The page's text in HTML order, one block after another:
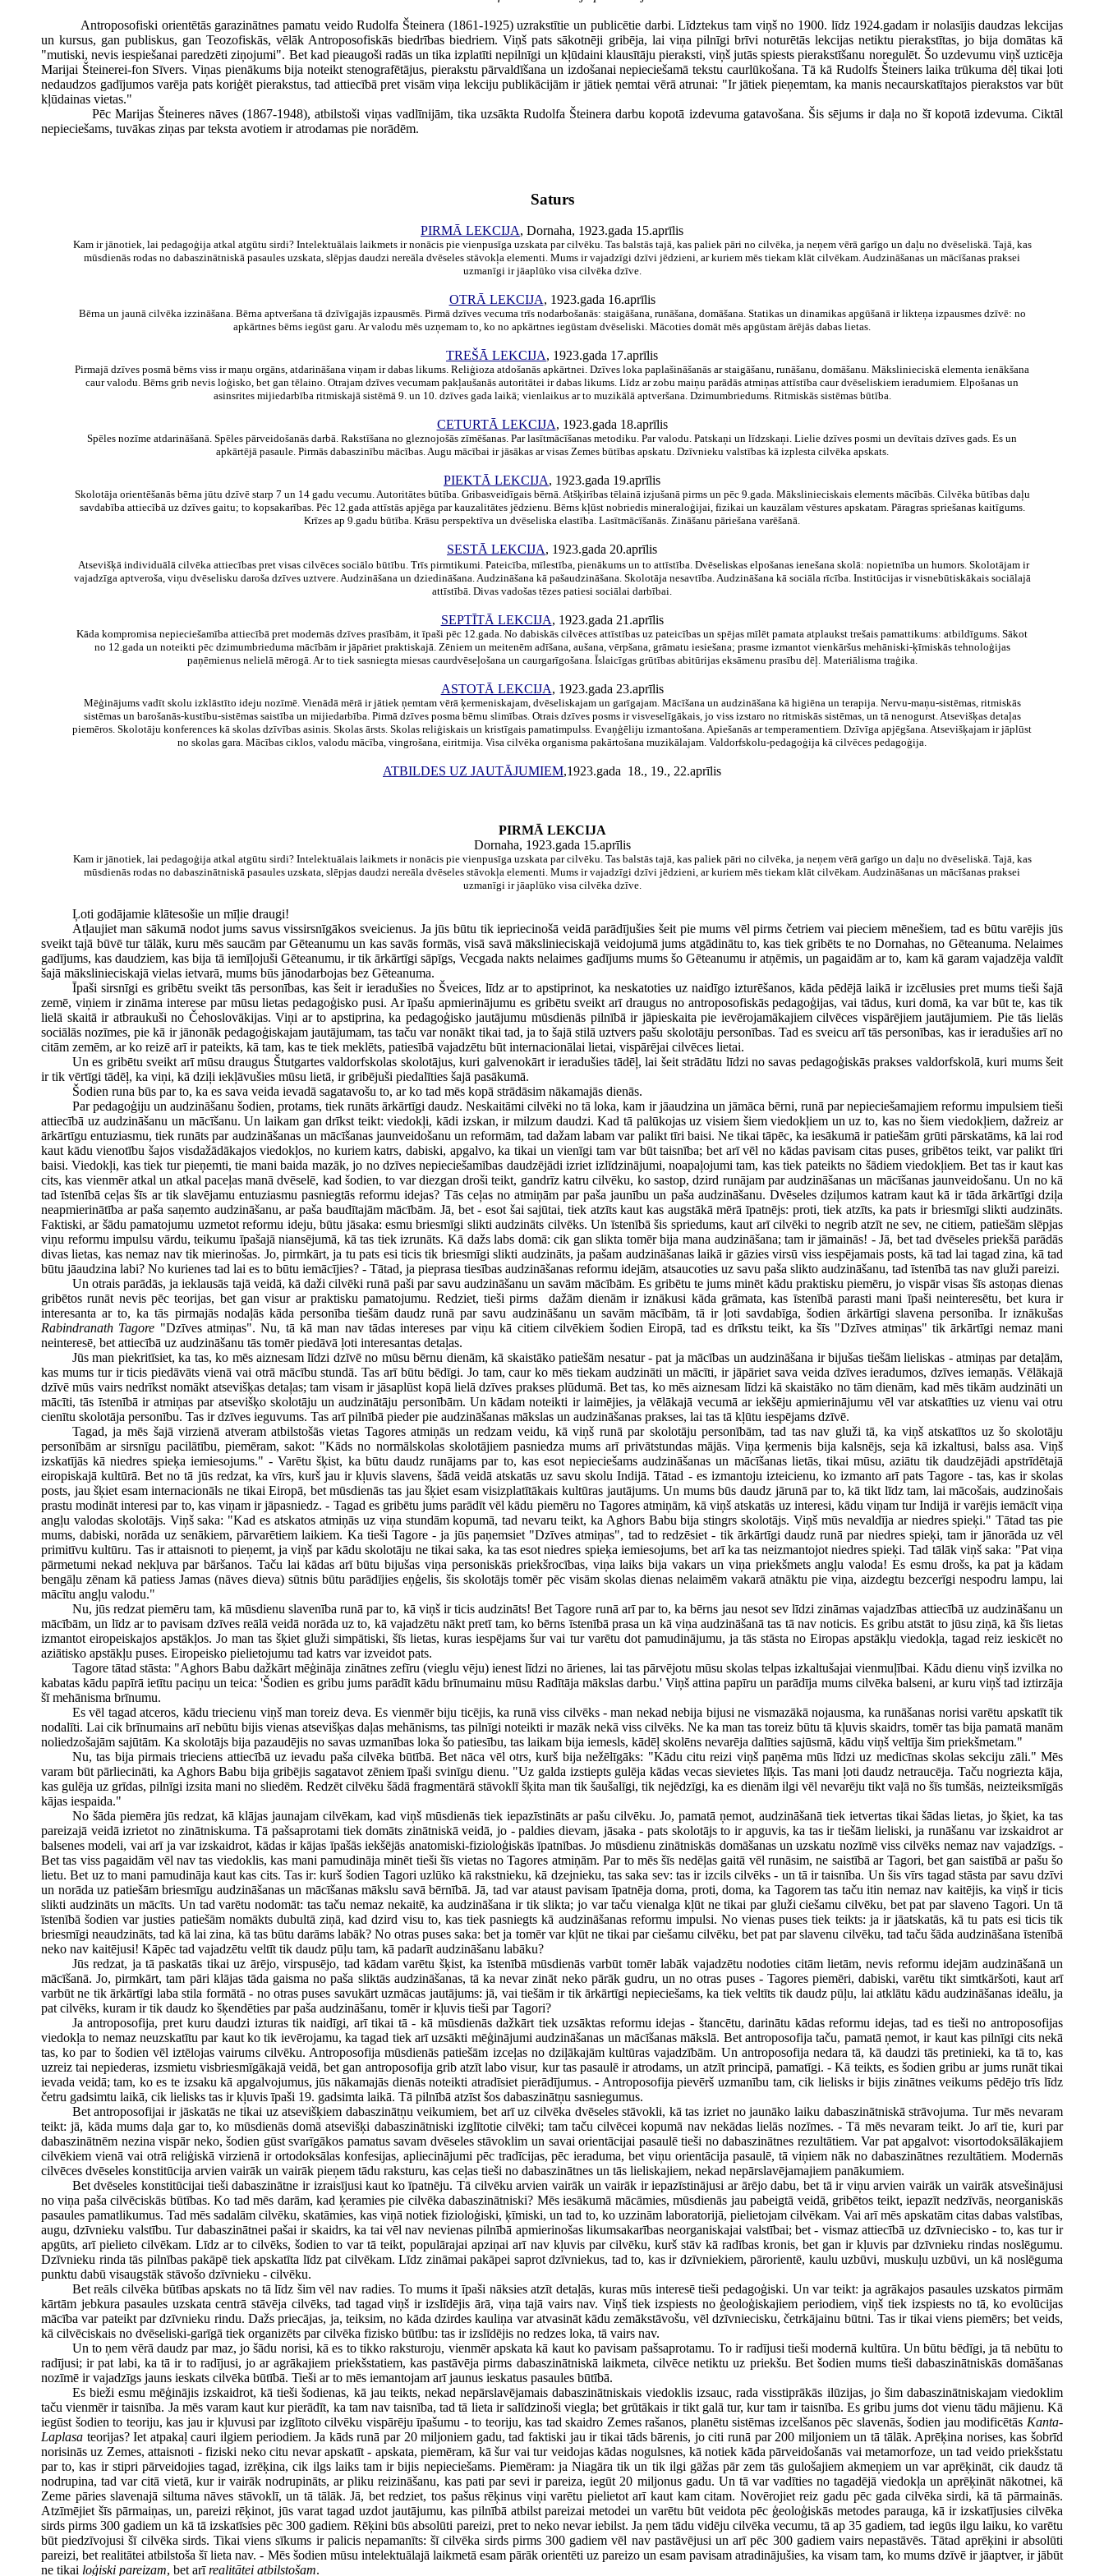
Antroposofiski orientētās garazinātnes pamatu veido Rudolfa Šteinera (1861-1925) uzrakstītie un publicētie darbi. Līdztekus tam viņš no 1900. līdz 1924.gadam ir nolasījis daudzas lekcijas
un kursus, gan publiskus, gan Teozofiskās, vēlāk Antroposofiskās biedrības biedriem. Viņš pats sākotnēji gribēja, lai viņa pilnīgi brīvi noturētās lekcijas netiktu pierakstītas, jo bija domātas kā
"mutiski, nevis iespiešanai paredzēti ziņojumi". Bet kad pieaugoši radās un tika izplatīti nepilnīgi un kļūdaini klausītāju pieraksti, viņš jutās spiests pierakstīšanu noregulēt. Šo uzdevumu viņš uzticēja
Marijai Šteinerei-fon Sīvers. Viņas pienākums bija noteikt stenografētājus, pierakstu pārvaldīšana un izdošanai nepieciešamā tekstu caurlūkošana. Tā kā Rudolfs Šteiners laika trūkuma dēļ tikai ļoti
nedaudzos gadījumos varēja pats koriģēt pierakstus, tad attiecībā pret visām viņa lekciju publikācijām ir jātiek ņemtai vērā atrunai: "Ir jātiek pieņemtam, ka manis necaurskatītajos pierakstos var būt
kļūdainas vietas."
Pēc Marijas Šteineres nāves (1867-1948), atbilstoši viņas vadlīnijām, tika uzsākta Rudolfa Šteinera darbu kopotā izdevuma gatavošana. Šis sējums ir daļa no šī kopotā izdevuma. Ciktāl
nepieciešams, tuvākas ziņas par teksta avotiem ir atrodamas pie norādēm.
Saturs
PIRMĀ LEKCIJA, Dornaha, 1923.gada 15.aprīlis
Kam ir jānotiek, lai pedagoģija atkal atgūtu sirdi? Intelektuālais laikmets ir nonācis pie vienpusīga uzskata par cilvēku. Tas balstās tajā, kas paliek pāri no cilvēka, ja neņem vērā garīgo un daļu no dvēseliskā. Tajā, kas
mūsdienās rodas no dabaszinātniskā pasaules uzskata, slēpjas daudzi nereāla dvēseles stāvokļa elementi. Mums ir vajadzīgi dzīvi jēdzieni, ar kuriem mēs tiekam klāt cilvēkam. Audzināšanas un mācīšanas praksei
uzmanīgi ir jāaplūko visa cilvēka dzīve.
OTRĀ LEKCIJA, 1923.gada 16.aprīlis
Bērna un jaunā cilvēka izzināšana. Bērna aptveršana tā dzīvīgajās izpausmēs. Pirmā dzīves vecuma trīs nodarbošanās: staigāšana, runāšana, domāšana. Statikas un dinamikas apgūšanā ir likteņa izpausmes dzīvē: no
apkārtnes bērns iegūst garu. Ar valodu mēs uzņemam to, ko no apkārtnes iegūstam dvēseliski. Mācoties domāt mēs apgūstam ārējās dabas lietas.
TREŠĀ LEKCIJA, 1923.gada 17.aprīlis
Pirmajā dzīves posmā bērns viss ir maņu orgāns, atdarināšana viņam ir dabas likums. Reliģioza atdošanās apkārtnei. Dzīves loka paplašināšanās ar staigāšanu, runāšanu, domāšanu. Mākslinieciskā elementa ienākšana
caur valodu. Bērns grib nevis loģisko, bet gan tēlaino. Otrajam dzīves vecumam pakļaušanās autoritātei ir dabas likums. Līdz ar zobu maiņu parādās atmiņas attīstība caur dvēseliskiem ieradumiem. Elpošanas un
asinsrites mijiedarbība ritmiskajā sistēmā 9. un 10. dzīves gada laikā; vienlaikus ar to muzikālā aptveršana. Dzimumbriedums. Ritmiskās sistēmas būtība.
CETURTĀ LEKCIJA, 1923.gada 18.aprīlis
Spēles nozīme atdarināšanā. Spēles pārveidošanās darbā. Rakstīšana no gleznojošās zīmēšanas. Par lasītmācīšanas metodiku. Par valodu. Patskaņi un līdzskaņi. Lielie dzīves posmi un devītais dzīves gads. Es un
apkārtējā pasaule. Pirmās dabaszinību mācības. Augu mācībai ir jāsākas ar visas Zemes būtības apskatu. Dzīvnieku valstības kā izplesta cilvēka apskats.
PIEKTĀ LEKCIJA, 1923.gada 19.aprīlis
Skolotāja orientēšanās bērna jūtu dzīvē starp 7 un 14 gadu vecumu. Autoritātes būtība. Gribasveidīgais bērnā. Atšķirības tēlainā izjušanā pirms un pēc 9.gada. Mākslinieciskais elements mācībās. Cilvēka būtības daļu
savdabība attiecībā uz dzīves gaitu; to kopsakarības. Pēc 12.gada attīstās apjēga par kauzalitātes jēdzienu. Bērns kļūst nobriedis mineraloģijai, fizikai un kauzālam vēstures apskatam. Pāragras spriešanas kaitīgums.
Krīzes ap 9.gadu būtība. Krāsu perspektīva un dvēseliska elastība. Lasītmācīšanās. Zināšanu pāriešana varēšanā.
SESTĀ LEKCIJA, 1923.gada 20.aprīlis
Atsevišķā individuālā cilvēka attiecības pret visas cilvēces sociālo būtību. Trīs pirmtikumi. Pateicība, mīlestība, pienākums un to attīstība. Dvēseliskas elpošanas ienešana skolā: nopietnība un humors. Skolotājam ir
vajadzīga aptveroša, viņu dvēselisku daroša dzīves uztvere. Audzināšana un dziedināšana. Audzināšana kā pašaudzināšana. Skolotāja nesavtība. Audzināšana kā sociāla rīcība. Institūcijas ir visnebūtiskākais sociālajā
attīstībā. Divas vadošas tēzes patiesi sociālai darbībai.
SEPTĪTĀ LEKCIJA, 1923.gada 21.aprīlis
Kāda kompromisa nepieciešamība attiecībā pret modernās dzīves prasībām, it īpaši pēc 12.gada. No dabiskās cilvēces attīstības uz pateicības un spējas mīlēt pamata atplaukst trešais pamattikums: atbildīgums. Sākot
no 12.gada un noteikti pēc dzimumbrieduma mācībām ir jāpāriet praktiskajā. Zēniem un meitenēm adīšana, aušana, vērpšana, grāmatu iesiešana; prasme izmantot vienkāršus mehāniski-ķīmiskās tehnoloģijas
paņēmienus nelielā mērogā. Ar to tiek sasniegta miesas caurdvēseļošana un caurgarīgošana. Īslaicīgas grūtības abitūrijas eksāmenu prasību dēļ. Materiālisma traģika.
ASTOTĀ LEKCIJA, 1923.gada 23.aprīlis
Mēģinājums vadīt skolu izklāstīto ideju nozīmē. Vienādā mērā ir jātiek ņemtam vērā ķermeniskajam, dvēseliskajam un garīgajam. Mācīšana un audzināšana kā higiēna un terapija. Nervu-maņu-sistēmas, ritmiskās
sistēmas un barošanās-kustību-sistēmas saistība un mijiedarbība. Pirmā dzīves posma bērnu slimības. Otrais dzīves posms ir visveselīgākais, jo viss izstaro no ritmiskās sistēmas, un tā nenogurst. Atsevišķas detaļas
piemēros. Skolotāju konferences kā skolas dzīvības asinis. Skolas ārsts. Skolas reliģiskais un kristīgais pamatimpulss. Evaņģēliju izmantošana. Apiešanās ar temperamentiem. Dzīvīga apjēgšana. Atsevišķajam ir jāplūst
no skolas gara. Mācības ciklos, valodu mācība, vingrošana, eiritmija. Visa cilvēka organisma pakārtošana muzikālajam. Valdorfskolu-pedagoģija kā cilvēces pedagoģija.
ATBILDES UZ JAUTĀJUMIEM,1923.gada 18., 19., 22.aprīlis
PIRMĀ LEKCIJA
Dornaha, 1923.gada 15.aprīlis
Kam ir jānotiek, lai pedagoģija atkal atgūtu sirdi? Intelektuālais laikmets ir nonācis pie vienpusīga uzskata par cilvēku. Tas balstās tajā, kas paliek pāri no cilvēka, ja neņem vērā garīgo un daļu no dvēseliskā. Tajā, kas
mūsdienās rodas no dabaszinātniskā pasaules uzskata, slēpjas daudzi nereāla dvēseles stāvokļa elementi. Mums ir vajadzīgi dzīvi jēdzieni, ar kuriem mēs tiekam klāt cilvēkam. Audzināšanas un mācīšanas praksei
uzmanīgi ir jāaplūko visa cilvēka dzīve.
Ļoti godājamie klātesošie un mīļie draugi!
Atļaujiet man sākumā nodot jums savus vissirsnīgākos sveicienus. Ja jūs būtu tik iepriecinošā veidā parādījušies šeit pie mums vēl pirms četriem vai pieciem mēnešiem, tad es būtu varējis jūs
sveikt tajā būvē tur tālāk, kuru mēs saucām par Gēteanumu un kas savās formās, visā savā mākslinieciskajā veidojumā jums atgādinātu to, kas tiek gribēts te no Dornahas, no Gēteanuma. Nelaimes
gadījums, kas daudziem, kas bija tā iemīļojuši Gēteanumu, ir tik ārkārtīgi sāpīgs, Vecgada nakts nelaimes gadījums mums šo Gēteanumu ir atņēmis, un pagaidām ar to, kam kā garam vajadzēja valdīt
šajā mākslinieciskajā vielas ietvarā, mums būs jānodarbojas bez Gēteanuma.
Īpaši sirsnīgi es gribētu sveikt tās personības, kas šeit ir ieradušies no Šveices, līdz ar to apstiprinot, ka neskatoties uz naidīgo izturēšanos, kāda pēdējā laikā ir izcēlusies pret mums tieši šajā
zemē, viņiem ir zināma interese par mūsu lietas pedagoģisko pusi. Ar īpašu apmierinājumu es gribētu sveikt arī draugus no antroposofiskās pedagoģijas, vai tādus, kuri domā, ka var būt te, kas tik
lielā skaitā ir atbraukuši no Čehoslovākijas. Viņi ar to apstiprina, ka pedagoģisko jautājumu mūsdienās pilnībā ir jāpieskaita pie ievērojamākajiem cilvēces vispārējiem jautājumiem. Pie tās lielās
sociālās nozīmes, pie kā ir jānonāk pedagoģiskajam jautājumam, tas taču var nonākt tikai tad, ja to šajā stilā uztvers pašu skolotāju personības. Tad es sveicu arī tās personības, kas ir ieradušies arī no
citām zemēm, ar ko reizē arī ir pateikts, kā tam, kas te tiek meklēts, patiesībā vajadzētu būt internacionālai lietai, vispārējai cilvēces lietai.
Un es gribētu sveikt arī mūsu draugus Štutgartes valdorfskolas skolotājus, kuri galvenokārt ir ieradušies tādēļ, lai šeit strādātu līdzi no savas pedagoģiskās prakses valdorfskolā, kuri mums šeit
ir tik vērtīgi tādēļ, ka viņi, kā dziļi iekļāvušies mūsu lietā, ir gribējuši piedalīties šajā pasākumā.
Šodien runa būs par to, ka es sava veida ievadā sagatavošu to, ar ko tad mēs kopā strādāsim nākamajās dienās.
Par pedagoģiju un audzināšanu šodien, protams, tiek runāts ārkārtīgi daudz. Neskaitāmi cilvēki no tā loka, kam ir jāaudzina un jāmāca bērni, runā par nepieciešamajiem reformu impulsiem tieši
attiecībā uz audzināšanu un mācīšanu. Un laikam gan drīkst teikt: viedokļi, kādi izskan, ir milzum daudzi. Kad tā palūkojas uz visiem šiem viedokļiem un uz to, kas no šiem viedokļiem, dažreiz ar
ārkārtīgu entuziasmu, tiek runāts par audzināšanas un mācīšanas jaunveidošanu un reformām, tad dažam labam var palikt tīri baisi. Ne tikai tāpēc, ka iesākumā ir patiešām grūti pārskatāms, kā lai rod
kaut kādu vienotību šajos visdažādākajos viedokļos, no kuriem katrs, dabiski, apgalvo, ka tikai un vienīgi tam var būt taisnība; bet arī vēl no kādas pavisam citas puses, gribētos teikt, var palikt tīri
baisi. Viedokļi, kas tiek tur pieņemti, tie mani baida mazāk, jo no dzīves nepieciešamības daudzējādi izriet izlīdzinājumi, noapaļojumi tam, kas tiek pateikts no šādiem viedokļiem. Bet tas ir kaut kas
cits, kas vienmēr atkal un atkal paceļas manā dvēselē, kad šodien, to var diezgan droši teikt, gandrīz katru cilvēku, ko sastop, dzird runājam par audzināšanas un mācīšanas jaunveidošanu. Un no kā
tad īstenībā ceļas šīs ar tik slavējamu entuziasmu pasniegtās reformu idejas? Tās ceļas no atmiņām par paša jaunību un paša audzināšanu. Dvēseles dziļumos katram kaut kā ir tāda ārkārtīgi dziļa
neapmierinātība ar paša saņemto audzināšanu, ar paša baudītajām mācībām. Jā, bet - esot šai sajūtai, tiek atzīts kaut kas augstākā mērā īpatnējs: proti, tiek atzīts, ka pats ir briesmīgi slikti audzināts.
Faktiski, ar šādu pamatojumu uzmetot reformu ideju, būtu jāsaka: esmu briesmīgi slikti audzināts cilvēks. Un īstenībā šis spriedums, kaut arī cilvēki to negrib atzīt ne sev, ne citiem, patiešām slēpjas
viņu reformu impulsu vārdu, teikumu īpašajā niansējumā, kā tas tiek izrunāts. Kā dažs labs domā: cik gan slikta tomēr bija mana audzināšana; tam ir jāmainās! - Jā, bet tad dvēseles priekšā parādās
divas lietas, kas nemaz nav tik mierinošas. Jo, pirmkārt, ja tu pats esi ticis tik briesmīgi slikti audzināts, ja pašam audzināšanas laikā ir gāzies virsū viss iespējamais posts, kā tad lai tagad zina, kā tad
būtu jāaudzina labi? No kurienes tad lai es to būtu iemācījies? - Tātad, ja pieprasa tiesības audzināšanas reformu idejām, atsaucoties uz savu paša slikto audzināšanu, tad īstenībā tas nav gluži pareizi.
Un otrais parādās, ja ieklausās tajā veidā, kā daži cilvēki runā paši par savu audzināšanu un savām mācībām. Es gribētu te jums minēt kādu praktisku piemēru, jo vispār visas šīs astoņas dienas
gribētos runāt nevis pēc teorijas, bet gan visur ar praktisku pamatojumu. Redziet, tieši pirms dažām dienām ir iznākusi kāda grāmata, kas īstenībā parasti mani īpaši neinteresētu, bet kura ir
interesanta ar to, ka tās pirmajās nodaļās kāda personība tiešām daudz runā par savu audzināšanu un savām mācībām, tā ir ļoti savdabīga, šodien ārkārtīgi slavena personība. Ir iznākušas
Rabindranath Tagore "Dzīves atmiņas". Nu, tā kā man nav tādas intereses par viņu kā citiem cilvēkiem šodien Eiropā, tad es drīkstu teikt, ka šīs "Dzīves atmiņas" tik ārkārtīgi nemaz mani
neinteresē, bet attiecībā uz audzināšanu tās tomēr piedāvā ļoti interesantas detaļas.
Jūs man piekritīsiet, ka tas, ko mēs aiznesam līdzi dzīvē no mūsu bērnu dienām, kā skaistāko patiešām nesatur - pat ja mācības un audzināšana ir bijušas tiešām lieliskas - atmiņas par detaļām,
kas mums tur ir ticis piedāvāts vienā vai otrā mācību stundā. Tas arī būtu bēdīgi. Jo tam, caur ko mēs tiekam audzināti un mācīti, ir jāpāriet sava veida dzīves ieradumos, dzīves iemaņās. Vēlākajā
dzīvē mūs vairs nedrīkst nomākt atsevišķas detaļas; tam visam ir jāsaplūst kopā lielā dzīves prakses plūdumā. Bet tas, ko mēs aiznesam līdzi kā skaistāko no tām dienām, kad mēs tikām audzināti un
mācīti, tās īstenībā ir atmiņas par atsevišķo skolotāju un audzinātāju personībām. Un kādam noteikti ir laimējies, ja vēlākajā vecumā ar iekšēju apmierinājumu vēl var atskatīties uz vienu vai otru
cienītu skolotāja personību. Tas ir dzīves ieguvums. Tas arī pilnībā pieder pie audzināšanas mākslas un audzināšanas prakses, lai tas tā kļūtu iespējams dzīvē.
Tagad, ja mēs šajā virzienā atveram atbilstošās vietas Tagores atmiņās un redzam veidu, kā viņš runā par skolotāju personībām, tad tas nav gluži tā, ka viņš atskatītos uz šo skolotāju
personībām ar sirsnīgu pacilātību, piemēram, sakot: "Kāds no normālskolas skolotājiem pasniedza mums arī privātstundas mājās. Viņa ķermenis bija kalsnējs, seja kā izkaltusi, balss asa. Viņš
izskatījās kā niedres spieķa iemiesojums." - Varētu šķist, ka būtu daudz runājams par to, kas esot nepieciešams audzināšanas un mācīšanas lietās, tikai mūsu, aziātu tik daudzējādi apstrīdētajā
eiropiskajā kultūrā. Bet no tā jūs redzat, ka vīrs, kurš jau ir kļuvis slavens, šādā veidā atskatās uz savu skolu Indijā. Tātad - es izmantoju izteicienu, ko izmanto arī pats Tagore - tas, kas ir skolas
posts, jau šķiet esam internacionāls ne tikai Eiropā, bet mūsdienās tas jau šķiet esam visizplatītākais kultūras jautājums. Un mums būs daudz jārunā par to, kā tikt līdz tam, lai mācošais, audzinošais
prastu modināt interesi par to, kas viņam ir jāpasniedz. - Tagad es gribētu jums parādīt vēl kādu piemēru no Tagores atmiņām, kā viņš atskatās uz interesi, kādu viņam tur Indijā ir varējis iemācīt viņa
angļu valodas skolotājs. Viņš saka: "Kad es atskatos atmiņās uz viņa stundām kopumā, tad nevaru teikt, ka Aghors Babu bija stingrs skolotājs. Viņš mūs nevaldīja ar niedres spieķi." Tātad tas pie
mums, dabiski, norāda uz senākiem, pārvarētiem laikiem. Ka tieši Tagore - ja jūs paņemsiet "Dzīves atmiņas", tad to redzēsiet - tik ārkārtīgi daudz runā par niedres spieķi, tam ir jānorāda uz vēl
primitīvu kultūru. Tas ir attaisnoti to pieņemt, ja viņš par kādu skolotāju ne tikai saka, ka tas esot niedres spieķa iemiesojums, bet arī ka tas neizmantojot niedres spieķi. Tad tālāk viņš saka: "Pat viņa
pārmetumi nekad nekļuva par bāršanos. Taču lai kādas arī būtu bijušas viņa personiskās priekšrocības, viņa laiks bija vakars un viņa priekšmets angļu valoda! Es esmu drošs, ka pat ja kādam
bengāļu zēnam kā patiess Jamas (nāves dieva) sūtnis būtu parādījies eņģelis, šis skolotājs tomēr pēc visām skolas dienas nelaimēm vakarā atnāktu pie viņa, aizdegtu bezcerīgi nespodru lampu, lai
mācītu angļu valodu."
Nu, jūs redzat piemēru tam, kā mūsdienu slavenība runā par to, kā viņš ir ticis audzināts! Bet Tagore runā arī par to, ka bērns jau nesot sev līdzi zināmas vajadzības attiecībā uz audzināšanu un
mācībām, un līdz ar to pavisam dzīves reālā veidā norāda uz to, kā vajadzētu nākt pretī tam, ko bērns īstenībā prasa un kā viņa audzināšanā tas tā nav noticis. Es gribu atstāt to jūsu ziņā, kā šīs lietas
izmantot eiropeiskajos apstākļos. Jo man tas šķiet gluži simpātiski, šīs lietas, kuras iespējams šur vai tur varētu dot pamudinājumu, ja tās stāsta no Eiropas apstākļu viedokļa, tagad reiz ieskicēt no
aziātisko apstākļu puses. Eiropeisko pielietojumu tad katrs var izveidot pats.
Tagore tātad stāsta: "Aghors Babu dažkārt mēģināja zinātnes zefīru (vieglu vēju) ienest līdzi no ārienes, lai tas pārvējotu mūsu skolas telpas izkaltušajai vienmuļībai. Kādu dienu viņš izvilka no
kabatas kādu papīrā ietītu paciņu un teica: 'Šodien es gribu jums parādīt kādu brīnumainu mūsu Radītāja mākslas darbu.' Viņš attina papīru un parādīja mums cilvēka balseni, ar kuru viņš tad iztirzāja
šī mehānisma brīnumu.
Es vēl tagad atceros, kādu triecienu viņš man toreiz deva. Es vienmēr biju ticējis, ka runā viss cilvēks - man nekad nebija bijusi ne vismazākā nojausma, ka runāšanas norisi varētu apskatīt tik
nodalīti. Lai cik brīnumains arī nebūtu bijis vienas atsevišķas daļas mehānisms, tas pilnīgi noteikti ir mazāk nekā viss cilvēks. Ne ka man tas toreiz būtu tā kļuvis skaidrs, tomēr tas bija pamatā manām
noliedzošajām sajūtām. Ka skolotājs bija pazaudējis no savas uzmanības loka šo patiesību, tas laikam bija iemesls, kādēļ skolēns nevarēja dalīties sajūsmā, kādu viņš veltīja šim priekšmetam."
Nu, tas bija pirmais trieciens attiecībā uz ievadu paša cilvēka būtībā. Bet nāca vēl otrs, kurš bija nežēlīgāks: "Kādu citu reizi viņš paņēma mūs līdzi uz medicīnas skolas sekciju zāli." Mēs
varam būt pārliecināti, ka Aghors Babu bija gribējis sagatavot zēniem īpaši svinīgu dienu. "Uz galda izstiepts gulēja kādas vecas sievietes līķis. Tas mani ļoti daudz netraucēja. Taču nogriezta kāja,
kas gulēja uz grīdas, pilnīgi izsita mani no sliedēm. Redzēt cilvēku šādā fragmentārā stāvoklī šķita man tik šaušalīgi, tik nejēdzīgi, ka es dienām ilgi vēl nevarēju tikt vaļā no šīs tumšās, neizteiksmīgās
kājas iespaida."
No šāda piemēra jūs redzat, kā klājas jaunajam cilvēkam, kad viņš mūsdienās tiek iepazīstināts ar pašu cilvēku. Jo, pamatā ņemot, audzināšanā tiek ietvertas tikai šādas lietas, jo šķiet, ka tas
pareizajā veidā izrietot no zinātniskuma. Tā pašsaprotami tiek domāts zinātniskā veidā, jo - paldies dievam, jāsaka - pats skolotājs to ir apguvis, ka tas ir tiešām lieliski, ja runāšanu var izskaidrot ar
balsenes modeli, vai arī ja var izskaidrot, kādas ir kājas īpašās iekšējās anatomiski-fizioloģiskās īpatnības. Jo mūsdienu zinātniskās domāšanas un uzskatu nozīmē viss cilvēks nemaz nav vajadzīgs. -
Bet tas viss pagaidām vēl nav tas viedoklis, kas mani pamudināja minēt tieši šīs vietas no Tagores atmiņām. Par to mēs šīs nedēļas gaitā vēl runāsim, ne saistībā ar Tagori, bet gan saistībā ar pašu šo
lietu. Bet uz to mani pamudināja kaut kas cits. Tas ir: kurš šodien Tagori uzlūko kā rakstnieku, kā dzejnieku, tas saka sev: tas ir izcils cilvēks - un tā ir taisnība. Un šis vīrs tagad stāsta par savu dzīvi
un norāda uz patiešām briesmīgu audzināšanas un mācīšanas mākslu savā bērnībā. Jā, tad var ataust pavisam īpatnēja doma, proti, doma, ka Tagorem tas taču itin nemaz nav kaitējis, ka viņš ir ticis
slikti audzināts un mācīts. Un tad varētu nodomāt: tas taču nemaz nekaitē, ka audzināšana ir tik slikta; jo var taču vienalga kļūt ne tikai par gluži ciešamu cilvēku, bet pat par slaveno Tagori. Un tā
īstenībā šodien var justies patiešām nomākts dubultā ziņā, kad dzird visu to, kas tiek pasniegts kā audzināšanas reformu impulsi. No vienas puses tiek teikts: ja ir jāatskatās, kā tu pats esi ticis tik
briesmīgi neaudzināts, tad kā lai zina, kā tas būtu darāms labāk? No otras puses saka: bet ja tomēr var kļūt ne tikai par ciešamu cilvēku, bet pat par slavenu cilvēku, tad taču šāda audzināšana īstenībā
neko nav kaitējusi! Kāpēc tad vajadzētu veltīt tik daudz pūļu tam, kā padarīt audzināšanu labāku?
Jūs redzat, ja tā paskatās tikai uz ārējo, virspusējo, tad kādam varētu šķist, ka īstenībā mūsdienās varbūt tomēr labāk vajadzētu nodoties citām lietām, nevis reformu idejām audzināšanā un
mācīšanā. Jo, pirmkārt, tam pāri klājas tāda gaisma no paša sliktās audzināšanas, tā ka nevar zināt neko pārāk gudru, un no otras puses - Tagores piemēri, dabiski, varētu tikt simtkāršoti, kaut arī
varbūt ne tik ārkārtīgi laba stila formātā - no otras puses savukārt uzmācas jautājums: jā, vai tiešām ir tik ārkārtīgi nepieciešams, ka tiek veltīts tik daudz pūļu, lai atklātu kādu audzināšanas ideālu, ja
pat cilvēks, kuram ir tik daudz ko šķendēties par paša audzināšanu, tomēr ir kļuvis tieši par Tagori?
Ja antroposofija, pret kuru daudzi izturas tik naidīgi, arī tikai tā - kā mūsdienās dažkārt tiek uzsāktas reformu idejas - štancētu, darinātu kādas reformu idejas, tad es tieši no antroposofijas
viedokļa to nemaz neuzskatītu par kaut ko tik ievērojamu, ka tagad tiek arī uzsākti mēģinājumi audzināšanas un mācīšanas mākslā. Bet antroposofija taču, pamatā ņemot, ir kaut kas pilnīgi cits nekā
tas, ko par to šodien vēl iztēlojas vairums cilvēku. Antroposofija mūsdienās patiešām izceļas no dziļākajām kultūras vajadzībām. Un antroposofija nedara tā, kā daudzi tās pretinieki, ka tā to, kas
uzreiz tai nepiederas, izsmietu visbriesmīgākajā veidā, bet gan antroposofija grib atzīt labo visur, kur tas pasaulē ir atrodams, un atzīt principā, pamatīgi. - Kā teikts, es šodien gribu ar jums runāt tikai
ievada veidā; tam, ko es te izsaku kā apgalvojumus, jūs nākamajās dienās noteikti atradīsiet pierādījumus. - Antroposofija pievērš uzmanību tam, cik lielisks ir bijis zinātnes veikums pēdējo trīs līdz
četru gadsimtu laikā, cik lielisks tas ir kļuvis īpaši 19. gadsimta laikā. Tā pilnībā atzīst šos dabaszinātņu sasniegumus.
Bet antroposofijai ir jāskatās ne tikai uz atsevišķiem dabaszinātņu veikumiem, bet arī uz cilvēka dvēseles stāvokli, kā tas izriet no jaunāko laiku dabaszinātniskā strāvojuma. Tur mēs nevaram
teikt: jā, kāda mums daļa gar to, ko mūsdienās domā atsevišķi dabaszinātniski izglītotie cilvēki; tam taču cilvēcei kopumā nav nekādas lielās nozīmes. - Tā mēs nevaram teikt. Jo arī tie, kuri par
dabaszinātnēm nezina vispār neko, šodien gūst svarīgākos pamatus savam dvēseles stāvoklim un savai orientācijai pasaulē tieši no dabaszinātnes rezultātiem. Var pat apgalvot: visortodoksālākajiem
cilvēkiem vienā vai otrā reliģiskā virzienā ir ortodoksālas konfesijas, apliecinājumi pēc tradīcijas, pēc ieraduma, bet viņu orientācija pasaulē, tā viņiem nāk no dabaszinātnes rezultātiem. Modernās
cilvēces dvēseles konstitūcija arvien vairāk un vairāk pieņem tādu raksturu, kas ceļas tieši no dabaszinātnes un tās lieliskajiem, nekad nepārslavējamajiem panākumiem.
Bet dvēseles konstitūcijai tieši dabaszinātne ir izraisījusi kaut ko īpatnēju. Tā cilvēku arvien vairāk un vairāk ir iepazīstinājusi ar ārējo dabu, bet tā ir viņu arvien vairāk un vairāk atsvešinājusi
no viņa paša cilvēciskās būtības. Ko tad mēs darām, kad ķeramies pie cilvēka dabaszinātniski? Mēs iesākumā mācāmies, mūsdienās jau pabeigtā veidā, gribētos teikt, iepazīt nedzīvās, neorganiskās
pasaules pamatlikumus. Tad mēs sadalām cilvēku, skatāmies, kas viņā notiek fizioloģiski, ķīmiski, un tad to, ko uzzinām laboratorijā, pielietojam cilvēkam. Vai arī mēs apskatām citas dabas valstības,
augu, dzīvnieku valstību. Tur dabaszinātnei pašai ir skaidrs, ka tai vēl nav nevienas pilnībā apmierinošas likumsakarības neorganiskajai valstībai; bet - vismaz attiecībā uz dzīvniecisko - to, kas tur ir
apgūts, arī pielieto cilvēkam. Līdz ar to cilvēks, šodien to var tā teikt, populārajai apziņai arī nav kļuvis par cilvēku, kurš stāv kā radības kronis, bet gan ir kļuvis par dzīvnieku rindas noslēgumu.
Dzīvnieku rinda tās pilnības pakāpē tiek apskatīta līdz pat cilvēkam. Līdz zināmai pakāpei saprot dzīvniekus, tad to, kas ir dzīvniekiem, pārorientē, kaulu uzbūvi, muskuļu uzbūvi, un kā noslēguma
punktu dabū visaugstāk stāvošo dzīvnieku - cilvēku.
Bet reāls cilvēka būtības apskats no tā līdz šim vēl nav radies. To mums it īpaši nāksies atzīt detaļās, kuras mūs interesē tieši pedagoģiski. Un var teikt: ja agrākajos pasaules uzskatos pirmām
kārtām jebkura pasaules uzskata centrā stāvēja cilvēks, tad tagad viņš ir izslīdējis ārā, viņa tajā vairs nav. Viņš tiek izspiests no ģeoloģiskajiem periodiem, viņš tiek izspiests no tā, ko evolūcijas
mācība var pateikt par dzīvnieku rindu. Dažs priecājas, ja, teiksim, no kāda dzirdes kauliņa var atvasināt kādu zemākstāvošu, vēl dzīvniecisku, četrkājainu būtni. Tas ir tikai viens piemērs; bet veids,
kā cilvēciskais no dvēseliski-garīgā tiek organizēts par cilvēka fizisko būtību: tas ir izslīdējis no redzes loka, tā vairs nav.
Un to ņem vērā daudz par maz, jo šādu norisi, kā es to tikko raksturoju, vienmēr apskata kā kaut ko pavisam pašsaprotamu. To ir radījusi tieši modernā kultūra. Un būtu bēdīgi, ja tā nebūtu to
radījusi; ir pat labi, ka tā ir to radījusi, jo ar agrākajiem priekšstatiem, kas pastāvēja pirms dabaszinātniskā laikmeta, cilvēce netiktu uz priekšu. Bet šodien mums tieši dabaszinātniskās domāšanas
nozīmē ir vajadzīgs jauns ieskats cilvēka būtībā. Tieši ar to mēs iemantojam arī jaunus ieskatus pasaules būtībā.
Es bieži esmu mēģinājis izskaidrot, kā tieši šodienas, kā jau teikts, nekad nepārslavējamais dabaszinātniskais viedoklis izsauc, rada visstiprākās ilūzijas, jo šim dabaszinātniskajam viedoklim
taču vienmēr ir taisnība. Ja mēs varam kaut kur pierādīt, ka tam nav taisnība, tad tā lieta ir salīdzinoši viegla; bet grūtākais ir tikt galā tur, kur tam ir taisnība. Es gribu jums dot vienu tādu mājienu. Kā
iegūst šodien to teoriju, kas jau ir kļuvusi par izglītoto cilvēku vispārēju īpašumu - to teoriju, kas tad skaidro Zemes rašanos, planētu sistēmas izcelšanos pēc slavenās, šodien jau modificētās Kanta-
Laplasa teorijas? Iet atpakaļ cauri ilgiem periodiem. Ja kāds runā par 20 miljoniem gadu, tad faktiski jau ir tikai tāds bārenis, jo citi runā par 200 miljoniem un tā tālāk. Aprēķina norises, kas šobrīd
norisinās uz Zemes, attaisnoti - fiziski neko citu nevar apskatīt - apskata, piemēram, kā šur vai tur veidojas kādas nogulsnes, kā notiek kāda pārveidošanās vai metamorfoze, un tad veido priekšstatu
par to, kas ir stipri pārveidojies tagad, izrēķina, cik ilgs laiks tam ir bijis nepieciešams. Piemēram: ja Niagāra tik un tik ilgi gāžas pār zem tās gulošajiem akmeņiem un var aprēķināt, cik daudz tā
nodrupina, tad var citā vietā, kur ir vairāk nodrupināts, ar pliku reizināšanu, kas pati par sevi ir pareiza, iegūt 20 miljonus gadu. Un tā var vadīties no tagadējā viedokļa un aprēķināt nākotnei, kā
Zeme pāries slavenajā siltuma nāves stāvoklī, un tā tālāk. Jā, bet redziet, tos pašus rēķinus viņi varētu pielietot arī kaut kam citam. Novērojiet reiz gadu pēc gada cilvēka sirdi, kā tā pārmainās.
Atzīmējiet šīs pārmaiņas, un, pareizi rēķinot, jūs varat tagad uzdot jautājumu, kas pilnībā atbilst pareizai metodei un varētu būt veidota pēc ģeoloģiskās metodes parauga, kā ir izskatījusies cilvēka
sirds pirms 300 gadiem un kā tā izskatīsies pēc 300 gadiem. Rēķini būs absolūti pareizi, pret to neko nevar iebilst. Ja ņem tādu vidēju cilvēka vecumu, tā ap 35 gadiem, tad iegūs ilgu laiku, ko varētu
būt piedzīvojusi šī cilvēka sirds. Tikai viens sīkums ir palicis nepamanīts: šī cilvēka sirds pirms 300 gadiem vēl nav pastāvējusi un arī pēc 300 gadiem vairs nepastāvēs. Tātad aprēķini ir absolūti
pareizi, bet realitātei atbilstoša šī lieta nav. - Mēs šodien mūsu intelektuālajā laikmetā esam pārāk orientēti uz pareizo un esam pavisam atradinājušies, ka visam tam, ko mums dzīvē ir jāaptver, ir jābūt
ne tikai loģiski pareizam, bet arīrealitātei atbilstošam.